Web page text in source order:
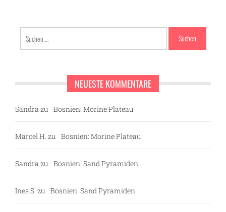
nach:
NEUESTE KOMMENTARE
Sandra zu Bosnien: Morine Plateau
Marcel H. zu Bosnien: Morine Plateau
Sandra zu Bosnien: Sand Pyramiden
Ines S. zu Bosnien: Sand Pyramiden